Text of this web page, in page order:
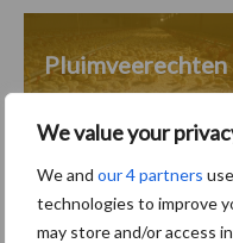
We value your
We and our 4 partners
technologies to improve
may store and/or access
Pluimveerechten